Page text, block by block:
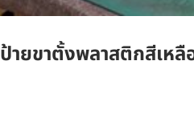
ป้ายขาตั้งพลาสติกสีเหลื